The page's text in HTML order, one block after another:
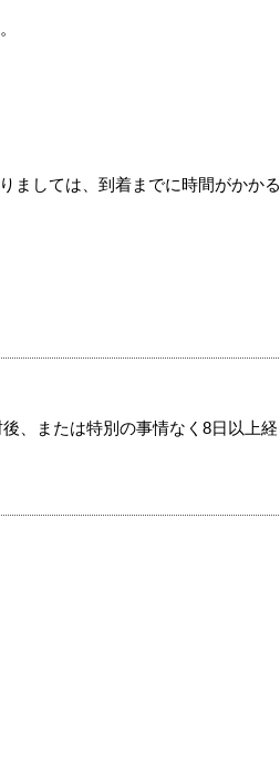
ましては、到着までに時間がかかる
、または特別の事情なく8日以上経